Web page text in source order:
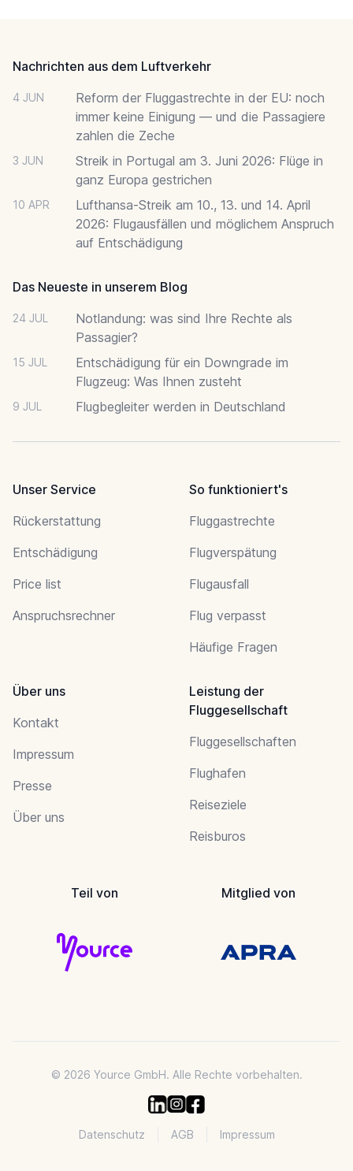
Nachrichten aus dem Luftverkehr
4 JUN
Reform der Fluggastrechte in der EU: noch
immer keine Einigung — und die Passagiere
zahlen die Zeche
3 JUN
Streik in Portugal am 3. Juni 2026: Flüge in
ganz Europa gestrichen
10 APR
Lufthansa-Streik am 10., 13. und 14. April
2026: Flugausfällen und möglichem Anspruch
auf Entschädigung
Das Neueste in unserem Blog
24 JUL
Notlandung: was sind Ihre Rechte als
Passagier?
15 JUL
Entschädigung für ein Downgrade im
Flugzeug: Was Ihnen zusteht
9 JUL Flugbegleiter werden in Deutschland
Unser Service
Rückerstattung
Entschädigung
Price list
Anspruchsrechner
So funktioniert's
Fluggastrechte
Flugverspätung
Flugausfall
Flug verpasst
Häufige Fragen
Über uns
Kontakt
Impressum
Presse
Über uns
Leistung der
Fluggesellschaft
Fluggesellschaften
Flughafen
Reiseziele
Reisburos
Teil von Mitglied von
© 2026 Yource GmbH. Alle Rechte vorbehalten.
Datenschutz AGB Impressum